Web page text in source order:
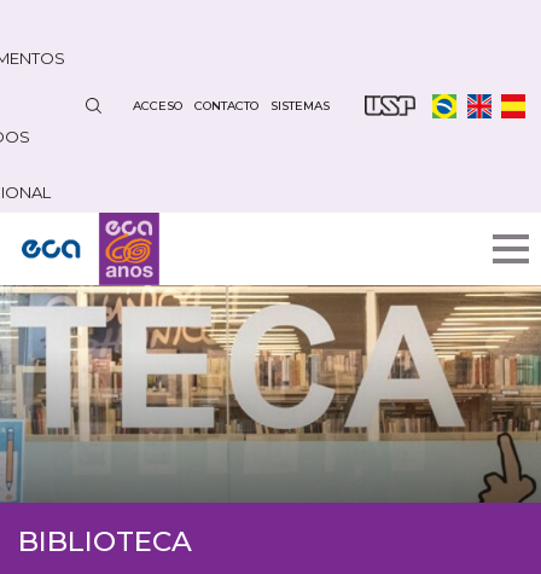
contenido
ACCESO CONTACTO SISTEMAS
BIBLIOTECA